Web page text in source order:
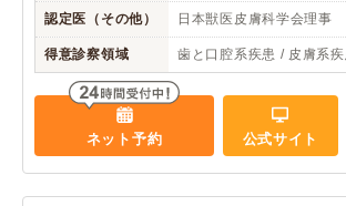
認定医（その他） 日本獣医皮膚科学会理事
得意診察領域 歯と口腔系疾患 / 皮膚系
ネット予約 公式サイト